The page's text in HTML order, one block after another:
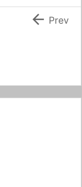
 Prev